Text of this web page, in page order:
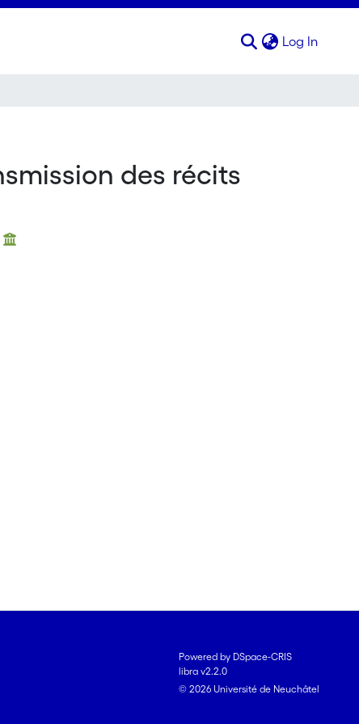
Log In
des récits
Powered by DSpace-CRIS
libra v2.2.0
© 2026 Université de Neuchâtel